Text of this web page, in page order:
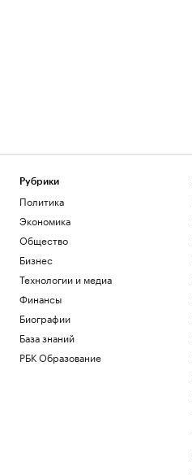
Рубрики
Политика
Экономика
Общество
Бизнес
Технологии и медиа
Финансы
Биографии
База знаний
РБК Образование